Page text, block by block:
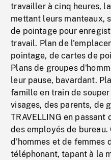
travailler à cinq heures,
mettant leurs manteaux,
de pointage pour
travail. Plan de
pointage, de cartes de
Plans de groupes
leur pause, bavardant.
famille en train de souper
visages, des parents, de
TRAVELLING en
des employés de bureau.
d'hommes et de femmes
téléphonant, tapant à la